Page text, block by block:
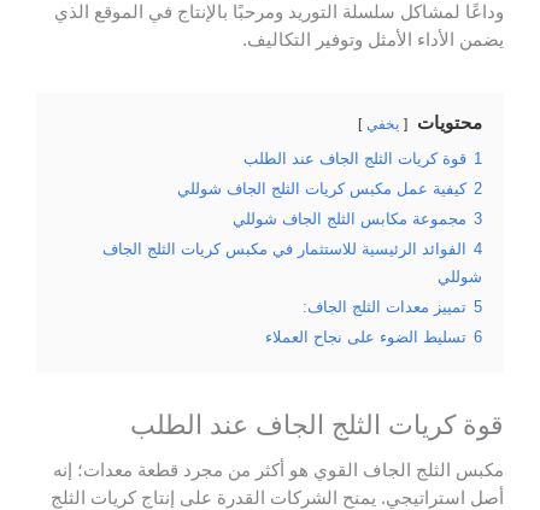
سلسلة التوريد ومرحبًا بالإنتاج في الموقع الذي
الأمثل وتوفير التكاليف.
يخفي
كريات الثلج الجاف عند الطلب
عمل مكبس كريات الثلج الجاف شوللي
مكابس الثلج الجاف شوللي
الرئيسية للاستثمار في مكبس كريات الثلج الجاف
معدات الثلج الجاف:
الضوء على نجاح العملاء
الثلج الجاف عند الطلب
الجاف القوي هو أكثر من مجرد قطعة معدات؛ إنه
يمنح الشركات القدرة على إنتاج كريات الثلج